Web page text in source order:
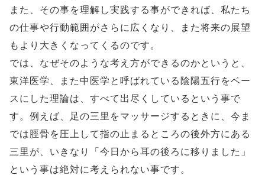
また、その事を理解し実践する事ができれば、私たち
の仕事や行動範囲がさらに広くなり、また将来の展望
もより大きくなってくるのです。
では、なぜそのような考え方ができるのかというと、
東洋医学、また中医学と呼ばれている陰陽五行をベー
スにした理論は、すべて出尽くしているという事で
す。例えば、足の三里をマッサージするときに、今ま
では脛骨を圧上して指の止まるところの後外方にある
三里が、いきなり「今日から耳の後ろに移りました」
という事は絶対に考えられない事です。